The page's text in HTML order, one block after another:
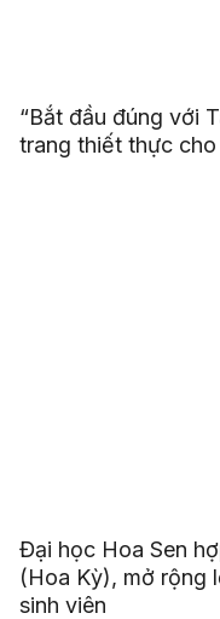
“Bắt đầu đúng với
trang thiết thực
Đại học Hoa Sen
(Hoa Kỳ), mở rộng
sinh viên